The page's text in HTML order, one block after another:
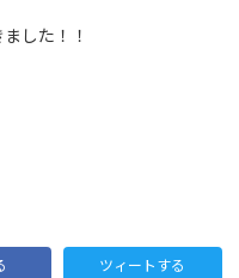
した！！
ツィートする